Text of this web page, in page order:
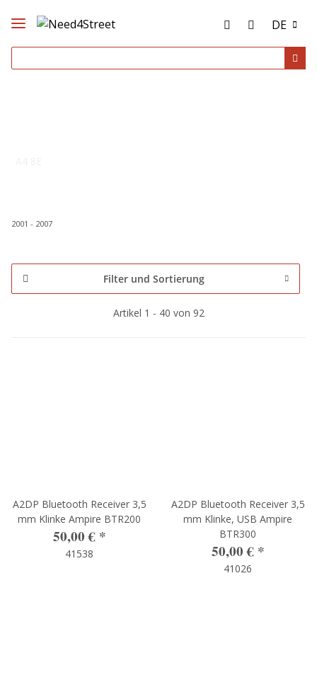
DE
2001 - 2007
Filter und Sortierung
Artikel 1 - 40 von 92
A2DP Bluetooth Receiver 3,5
mm Klinke Ampire BTR200
50,00 € *
41538
A2DP Bluetooth Receiver 3,5
mm Klinke, USB Ampire
BTR300
50,00 € *
41026